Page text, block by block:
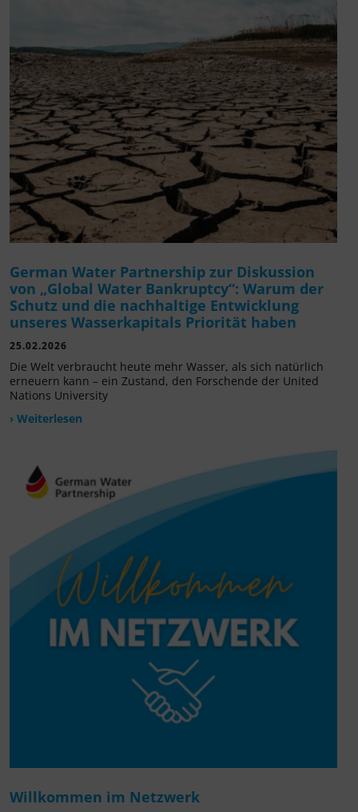
German Water Partnership zur Diskussion
von „Global Water Bankruptcy“: Warum der
Schutz und die nachhaltige Entwicklung
unseres Wasserkapitals Priorität haben
25.02.2026
Die Welt verbraucht heute mehr Wasser, als sich natürlich
erneuern kann – ein Zustand, den Forschende der United
Nations University
› Weiterlesen
Willkommen im Netzwerk